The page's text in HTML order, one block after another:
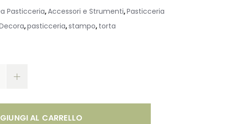
Pasticceria,Accessori e Strumenti,Pasticceria
,pasticceria,stampo, torta
AL CARRELLO